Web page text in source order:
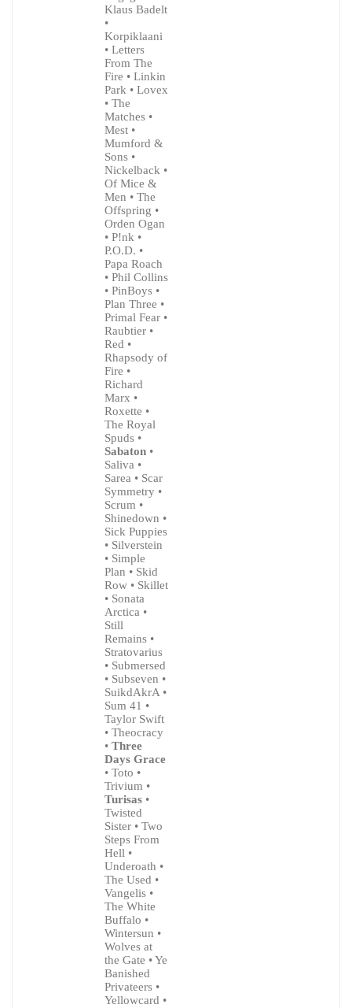
Klaus Badelt
•
Korpiklaani
• Letters
From The
Fire • Linkin
Park • Lovex
• The
Matches •
Mest •
Mumford &
Sons •
Nickelback •
Of Mice &
Men • The
Offspring •
Orden Ogan
• P!nk •
P.O.D. •
Papa Roach
• Phil Collins
• PinBoys •
Plan Three •
Primal Fear •
Raubtier •
Red •
Rhapsody of
Fire •
Richard
Marx •
Roxette •
The Royal
Spuds •
Sabaton •
Saliva •
Sarea • Scar
Symmetry •
Scrum •
Shinedown •
Sick Puppies
• Silverstein
• Simple
Plan • Skid
Row • Skillet
• Sonata
Arctica •
Still
Remains •
Stratovarius
• Submersed
• Subseven •
SuikdAkrA •
Sum 41 •
Taylor Swift
• Theocracy
• Three
Days Grace
• Toto •
Trivium •
Turisas •
Twisted
Sister • Two
Steps From
Hell •
Underoath •
The Used •
Vangelis •
The White
Buffalo •
Wintersun •
Wolves at
the Gate • Ye
Banished
Privateers •
Yellowcard •